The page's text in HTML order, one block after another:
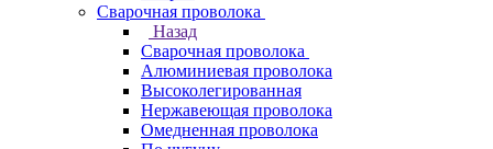
Сварочная проволока
Назад
Сварочная проволока
Алюминиевая проволока
Высоколегированная
Нержавеющая проволока
Омедненная проволока